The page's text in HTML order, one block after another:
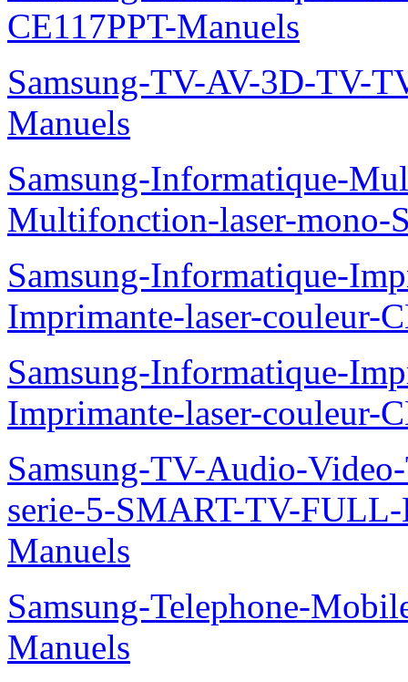
CE117PPT-Manuels
Samsung-TV-AV-3D-TV-
Manuels
Samsung-Informatique-
Multifonction-laser-mono-
Samsung-Informatique-
Imprimante-laser-couleur-
Samsung-Informatique-
Imprimante-laser-couleur-
Samsung-TV-Audio-
serie-5-SMART-TV-
Manuels
Samsung-Telephone-
Manuels